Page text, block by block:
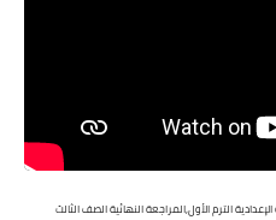
الترم الأول,المراجعة النهائية الصف الثالث